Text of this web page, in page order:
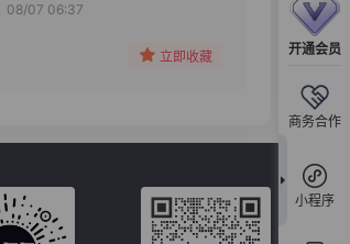
开通会员
商务合作
小程序
08/07 06:37
立即收藏